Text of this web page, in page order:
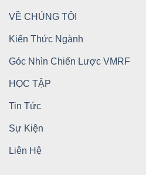
VỀ CHÚNG TÔI
Kiến Thức Ngành
Góc Nhìn Chiến Lược VMRF
HỌC TẬP
Tin Tức
Sự Kiện
Liên Hệ